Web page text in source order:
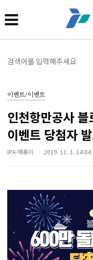
이벤트/이벤트
인천항만공사
이벤트 당첨자
IPA-해룡이 2019. 11. 1. 14:04